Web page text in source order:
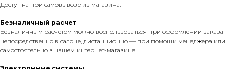
Доступна при самовывозе из магазина.
Безналичный расчет
Безналичным расчётом можно воспользоваться при оформлении заказа
непосредственно в салоне, дистанционно — при помощи менеджера или
самостоятельно в нашем интернет-магазине.